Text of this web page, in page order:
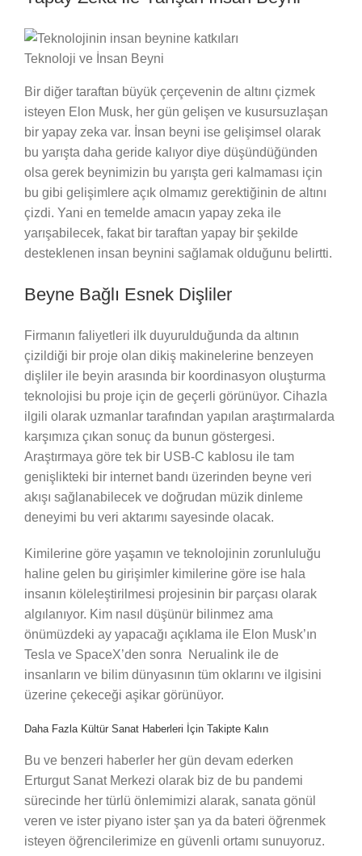
Teknoloji ve İnsan Beyni
Bir diğer taraftan büyük çerçevenin de altını çizmek
isteyen Elon Musk, her gün gelişen ve kusursuzlaşan
bir yapay zeka var. İnsan beyni ise gelişimsel olarak
bu yarışta daha geride kalıyor diye düşündüğünden
olsa gerek beynimizin bu yarışta geri kalmaması için
bu gibi gelişimlere açık olmamız gerektiğinin de altını
çizdi. Yani en temelde amacın yapay zeka ile
yarışabilecek, fakat bir taraftan yapay bir şekilde
desteklenen insan beynini sağlamak olduğunu belirtti.
Beyne Bağlı Esnek Dişliler
Firmanın faliyetleri ilk duyurulduğunda da altının
çizildiği bir proje olan dikiş makinelerine benzeyen
dişliler ile beyin arasında bir koordinasyon oluşturma
teknolojisi bu proje için de geçerli görünüyor. Cihazla
ilgili olarak uzmanlar tarafından yapılan araştırmalarda
karşımıza çıkan sonuç da bunun göstergesi.
Araştırmaya göre tek bir USB-C kablosu ile tam
genişlikteki bir internet bandı üzerinden beyne veri
akışı sağlanabilecek ve doğrudan müzik dinleme
deneyimi bu veri aktarımı sayesinde olacak.
Kimilerine göre yaşamın ve teknolojinin zorunluluğu
haline gelen bu girişimler kimilerine göre ise hala
insanın köleleştirilmesi projesinin bir parçası olarak
algılanıyor. Kim nasıl düşünür bilinmez ama
önümüzdeki ay yapacağı açıklama ile Elon Musk’ın
Tesla ve SpaceX’den sonra Nerualink ile de
insanların ve bilim dünyasının tüm oklarını ve ilgisini
üzerine çekeceği aşikar görünüyor.
Daha Fazla Kültür Sanat Haberleri İçin Takipte Kalın
Bu ve benzeri haberler her gün devam ederken
Erturgut Sanat Merkezi olarak biz de bu pandemi
sürecinde her türlü önlemimizi alarak, sanata gönül
veren ve ister piyano ister şan ya da bateri öğrenmek
isteyen öğrencilerimize en güvenli ortamı sunuyoruz.